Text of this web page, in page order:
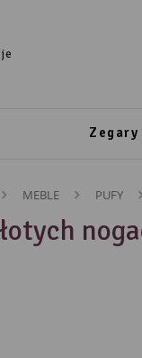
Zegary
MEBLE PUFY